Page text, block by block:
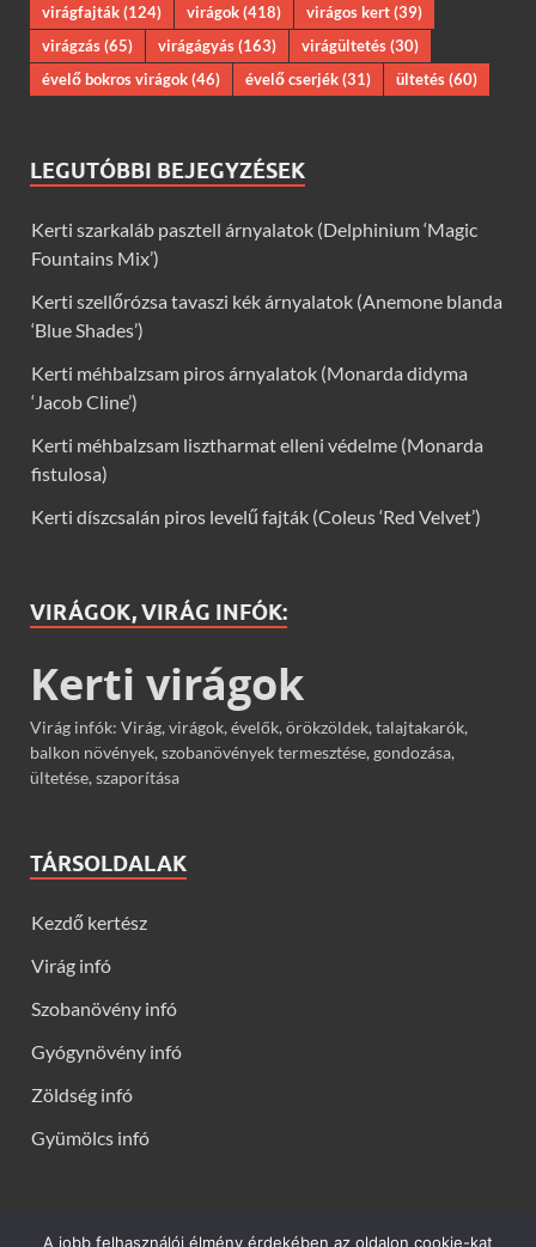
virágfajták(124) virágok(418) virágos kert(39)
virágzás(65) virágágyás(163) virágültetés(30)
évelő bokros virágok(46) évelő cserjék(31) ültetés(60)
LEGUTÓBBI BEJEGYZÉSEK
Kerti szarkaláb pasztell árnyalatok (Delphinium ‘Magic
Fountains Mix’)
Kerti szellőrózsa tavaszi kék árnyalatok (Anemone blanda
‘Blue Shades’)
Kerti méhbalzsam piros árnyalatok (Monarda didyma
‘Jacob Cline’)
Kerti méhbalzsam lisztharmat elleni védelme (Monarda
fistulosa)
Kerti díszcsalán piros levelű fajták (Coleus ‘Red Velvet’)
VIRÁGOK, VIRÁG INFÓK:
Kerti virágok
Virág infók: Virág, virágok, évelők, örökzöldek, talajtakarók,
balkon növények, szobanövények termesztése, gondozása,
ültetése, szaporítása
TÁRSOLDALAK
Kezdő kertész
Virág infó
Szobanövény infó
Gyógynövény infó
Zöldség infó
Gyümölcs infó
A jobb felhasználói élmény érdekében az oldalon cookie-kat